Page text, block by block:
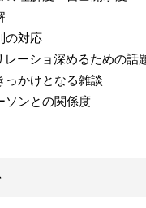
の対応
レーショ深めるための話
っかけとなる雑談
ソンとの関係度